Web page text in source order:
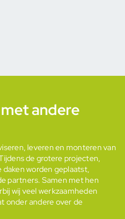
andere
leveren en monteren van
de grotere projecten,
worden geplaatst,
partners. Samen met hen
wij veel werkzaamheden
onder andere over de